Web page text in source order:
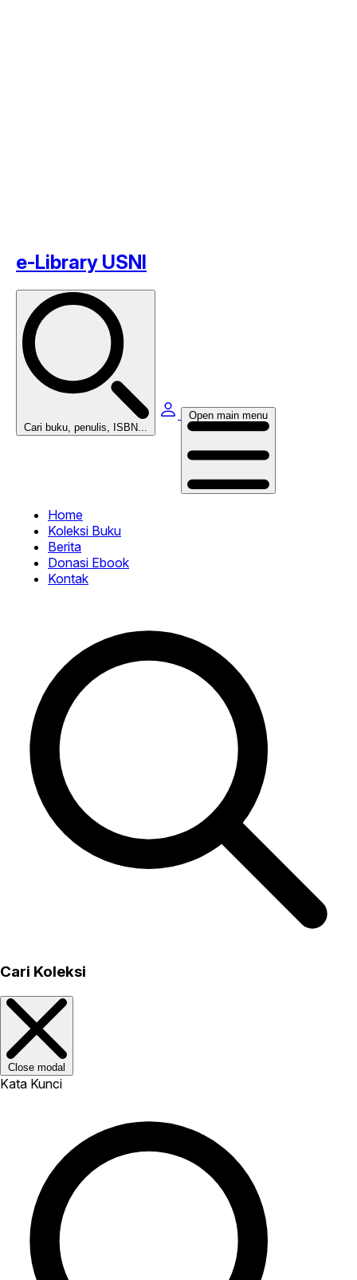
e-Library USNI
Cari buku, penulis, ISBN...
Open main menu
Home
Koleksi Buku
Berita
Donasi Ebook
Kontak
Cari Koleksi
Close modal
Kata Kunci